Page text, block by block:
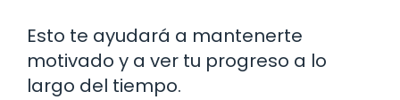
Esto te ayudará a mantenerte
motivado y a ver tu progreso a lo
largo del tiempo.